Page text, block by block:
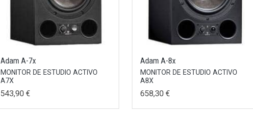
Adam A-7x
MONITOR DE ESTUDIO ACTIVO
A7X
543,90 €
Adam A-8x
MONITOR DE ESTUDIO ACTIVO
A8X
658,30 €